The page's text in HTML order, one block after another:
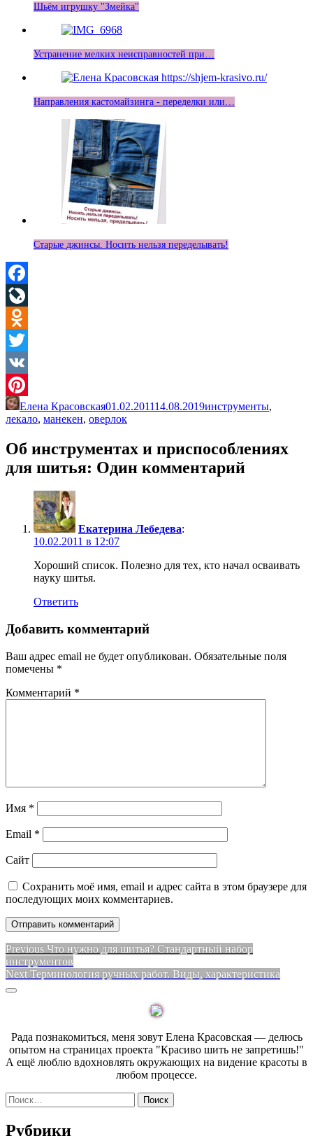
Шьём игрушку "Змейка"
Устранение мелких неисправностей при…
Направления кастомайзинга - переделки или…
Старые джинсы. Носить нельзя переделывать!
Facebook
LiveJournal
Odnoklassniki
Twitter
VK
Pinterest
Елена Красовская01.02.201114.08.2019инструменты,
лекало, манекен, оверлок
Об инструментах и приспособлениях
для шитья: Один комментарий
Екатерина Лебедева:
10.02.2011 в 12:07
Хороший список. Полезно для тех, кто начал осваивать
науку шитья.
Ответить
Добавить комментарий
Ваш адрес email не будет опубликован. Обязательные поля
помечены *
Комментарий *
Имя *
Email *
Сайт
Сохранить моё имя, email и адрес сайта в этом браузере для
последующих моих комментариев.
Навигация
по
записям
Previous Previous
post:
Что нужно для шитья? Стандартный набор
инструментов
Next Next
Терминология ручных работ. Виды, характеристика
Sidebar
Рада познакомиться, меня зовут Елена Красовская — делюсь
опытом на страницах проекта "Красиво шить не запретишь!"
А ещё люблю вдохновлять окружающих на видение красоты в
любом процессе.
Найти:
Рубрики